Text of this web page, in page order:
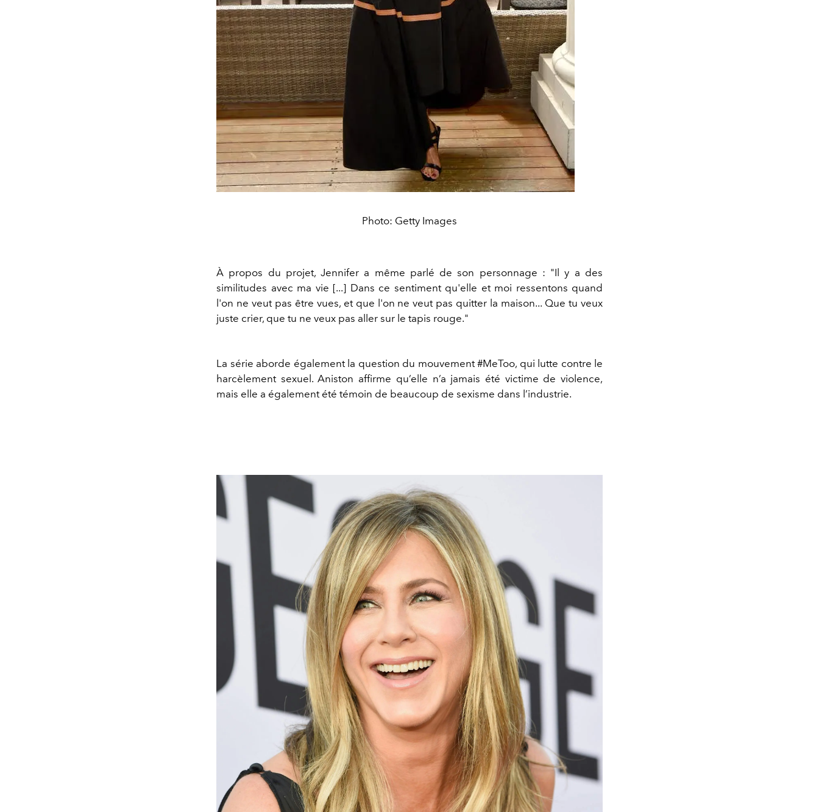
Photo: Getty Images
À propos du projet, Jennifer a même parlé de son personnage : "Il y a des
similitudes avec ma vie [...] Dans ce sentiment qu'elle et moi ressentons quand
l'on ne veut pas être vues, et que l'on ne veut pas quitter la maison... Que tu veux
juste crier, que tu ne veux pas aller sur le tapis rouge."
La série aborde également la question du mouvement #MeToo, qui lutte contre le
harcèlement sexuel. Aniston affirme qu’elle n’a jamais été victime de violence,
mais elle a également été témoin de beaucoup de sexisme dans l’industrie.